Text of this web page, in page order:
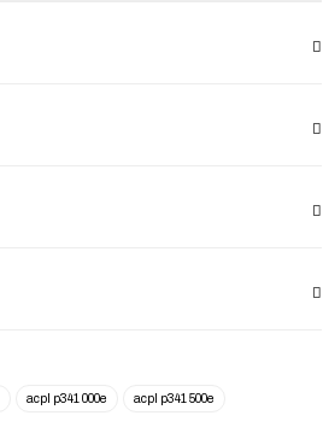
acpl p341 000e acpl p341 500e